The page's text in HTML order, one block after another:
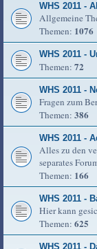
WHS 2011 -
Allgemeine
Themen: 1076
WHS 2011 -
Themen: 72
WHS 2011 -
Fragen zum
Themen: 386
WHS 2011 -
Alles zu den
separates
Themen: 166
WHS 2011 -
Hier kann
Themen: 625
WHS 2011 -